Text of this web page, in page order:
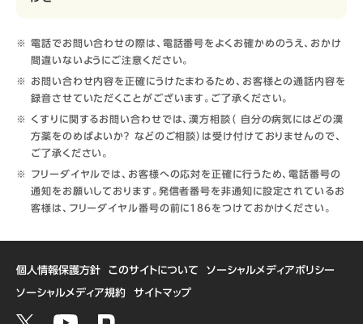
電話でお問い合わせの際は、電話番号をよくお確かめのうえ、おかけ
間違いないようにご注意ください。
お問い合わせ内容を正確にうけたまわるため、お客様との通話内容を
録音させていただくことがございます。ご了承ください。
くすりに関するお問い合わせでは、漢方相談（ 自分の病気にはどの漢
方薬をのめばよいか？ などのご相談）は受け付けておりませんので、
ご了承ください。
フリーダイヤルでは、お客様への応対を正確に行うため、電話番号の
通知をお願いしております。発信者番号を非通知に設定されているお
客様は、フリーダイヤル番号の前に186をつけておかけください。
個人情報保護方針 このサイトについて ソーシャルメディアポリシー
ソーシャルメディア規約 サイトマップ